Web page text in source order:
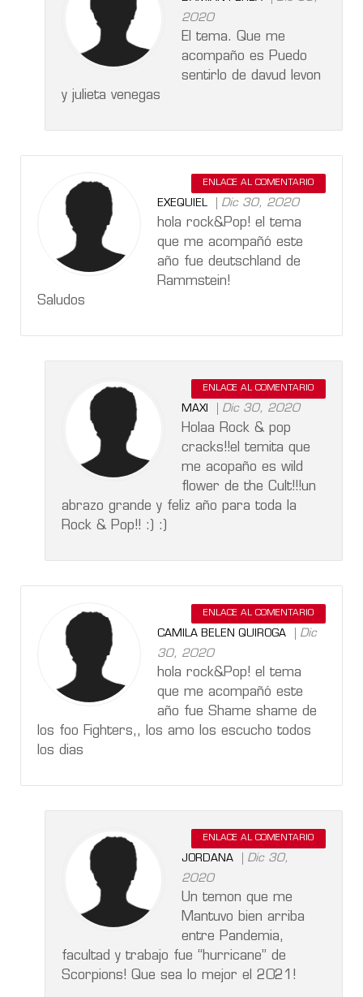
2020
El tema. Que me
acompaño es Puedo
sentirlo de davud levon
y julieta venegas
ENLACE AL COMENTARIO
EXEQUIEL Dic 30, 2020
hola rock&Pop! el tema
que me acompañó este
año fue deutschland de
Rammstein!
Saludos
ENLACE AL COMENTARIO
MAXI Dic 30, 2020
Holaa Rock & pop
cracks!!el temita que
me acopaño es wild
flower de the Cult!!!un
abrazo grande y feliz año para toda la
Rock & Pop!! :) :)
ENLACE AL COMENTARIO
CAMILA BELEN QUIROGA
Dic
30, 2020
hola rock&Pop! el tema
que me acompañó este
año fue Shame shame de
los foo Fighters,, los amo los escucho todos
los dias
ENLACE AL COMENTARIO
JORDANA
Dic 30,
2020
Un temon que me
Mantuvo bien arriba
entre Pandemia,
facultad y trabajo fue “hurricane” de
Scorpions! Que sea lo mejor el 2021!